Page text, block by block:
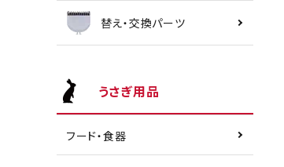
替え・交換パーツ
うさぎ用品
フード・食器